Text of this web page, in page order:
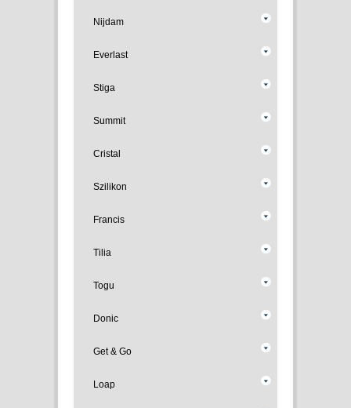
Nijdam
Everlast
Stiga
Summit
Cristal
Szilikon
Francis
Tilia
Togu
Donic
Get & Go
Loap